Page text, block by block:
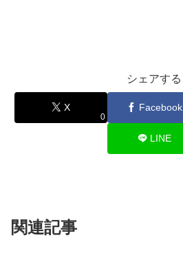
シェアする
X
0
Facebook
LINE
関連記事